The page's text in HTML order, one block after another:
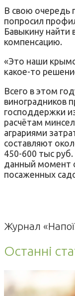
В свою очередь
попросил
Бавыкину найти
компенсацию.
«Это наши
какое-то
Всего в этом
виноградников
господдержки
расчётам
аграриями
составляют
450-600 тыс
данный момент
посаженных
Журнал «Напої.
Останні